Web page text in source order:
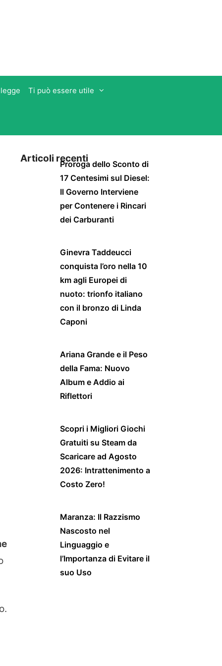
Ti può essere utile
Articoli recentiProroga dello Sconto di
17 Centesimi sul Diesel:
Il Governo Interviene
per Contenere i Rincari
dei Carburanti
Ginevra Taddeucci
conquista l’oro nella 10
km agli Europei di
nuoto: trionfo italiano
con il bronzo di Linda
Caponi
Ariana Grande e il Peso
della Fama: Nuovo
Album e Addio ai
Riflettori
Scopri i Migliori Giochi
Gratuiti su Steam da
Scaricare ad Agosto
2026: Intrattenimento a
Costo Zero!
Maranza: Il Razzismo
Nascosto nel
Linguaggio e
l’Importanza di Evitare il
suo Uso